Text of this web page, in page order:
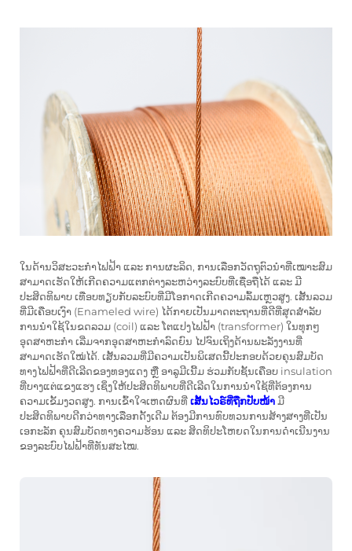
ໃນດ້ານວິສະວະກຳໄຟຟ້າ ແລະ ການຜະລິດ, ການເລືອກວັດຖຸຕົວນຳທີ່ເໝາະສົມ
ສາມາດເຮັດໃຫ້ເກີດຄວາມແຕກຕ່າງລະຫວ່າງລະບົບທີ່ເຊື່ອຖືໄດ້ ແລະ ມີ
ປະສິດທິພາບ ເທືອບທຽບກັບລະບົບທີ່ມີໂອກາດເກີດຄວາມລົ້ມເຫຼວສູງ. ເສັ້ນລວມ
ທີ່ມີເຄືອບເງົາ (Enameled wire) ໄດ້ກາຍເປັນມາດຕະຖານທີ່ດີທີ່ສຸດສຳລັບ
ການນຳໃຊ້ໃນຂດລວມ (coil) ແລະ ໂຕແປງໄຟຟ້າ (transformer) ໃນທຸກໆ
ອຸດສາຫະກຳ ເລີ່ມຈາກອຸດສາຫະກຳລົດຍົນ ໄປຈົນເຖິງດ້ານພະລັງງານທີ່
ສາມາດເຮັດໃໝ່ໄດ້. ເສັ້ນລວມທີ່ມີຄວາມເປັນພິເສດນີ້ປະກອບດ້ວຍຄຸນສົມບັດ
ທາງໄຟຟ້າທີ່ດີເລີດຂອງທອງແດງ ຫຼື ອາລູມີເນີ້ມ ຮ່ວມກັບຊັ້ນເຄືອບ insulation
ທີ່ບາງແຕ່ແຂງແຮງ ເຊິ່ງໃຫ້ປະສິດທິພາບທີ່ດີເລີດໃນການນຳໃຊ້ທີ່ຕ້ອງການ
ຄວາມເຂັ້ມງວດສູງ. ການເຂົ້າໃຈເຫດຜົນທີ່ເສັ້ນໄວຣ໌ທີ່ຖືກປັບໜ້າມີ
ປະສິດທິພາບດີກວ່າທາງເລືອກດັ້ງເດີມ ຕ້ອງມີການທົບທວນການສ້າງສາງທີ່ເປັນ
ເອກະລັກ ຄຸນສົມບັດທາງຄວາມຮ້ອນ ແລະ ສິດທິປະໂຫຍດໃນການດຳເນີນງານ
ຂອງລະບົບໄຟຟ້າທີ່ທັນສະໄໝ.